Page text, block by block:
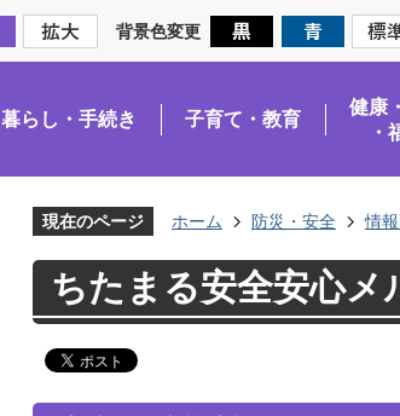
背景色変更
暮らし・手続き 子育て・教育
健康
・
現在のページ ホーム 防災・安全 情
ちたまる安全安心メ